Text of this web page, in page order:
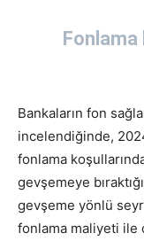
Fonlama
Bankaların fon
incelendiğinde,
fonlama
gevşemeye
gevşeme yönlü
fonlama maliyeti ile